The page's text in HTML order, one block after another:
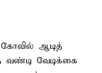
ஆடித்
வண்டி வேடிக்கை